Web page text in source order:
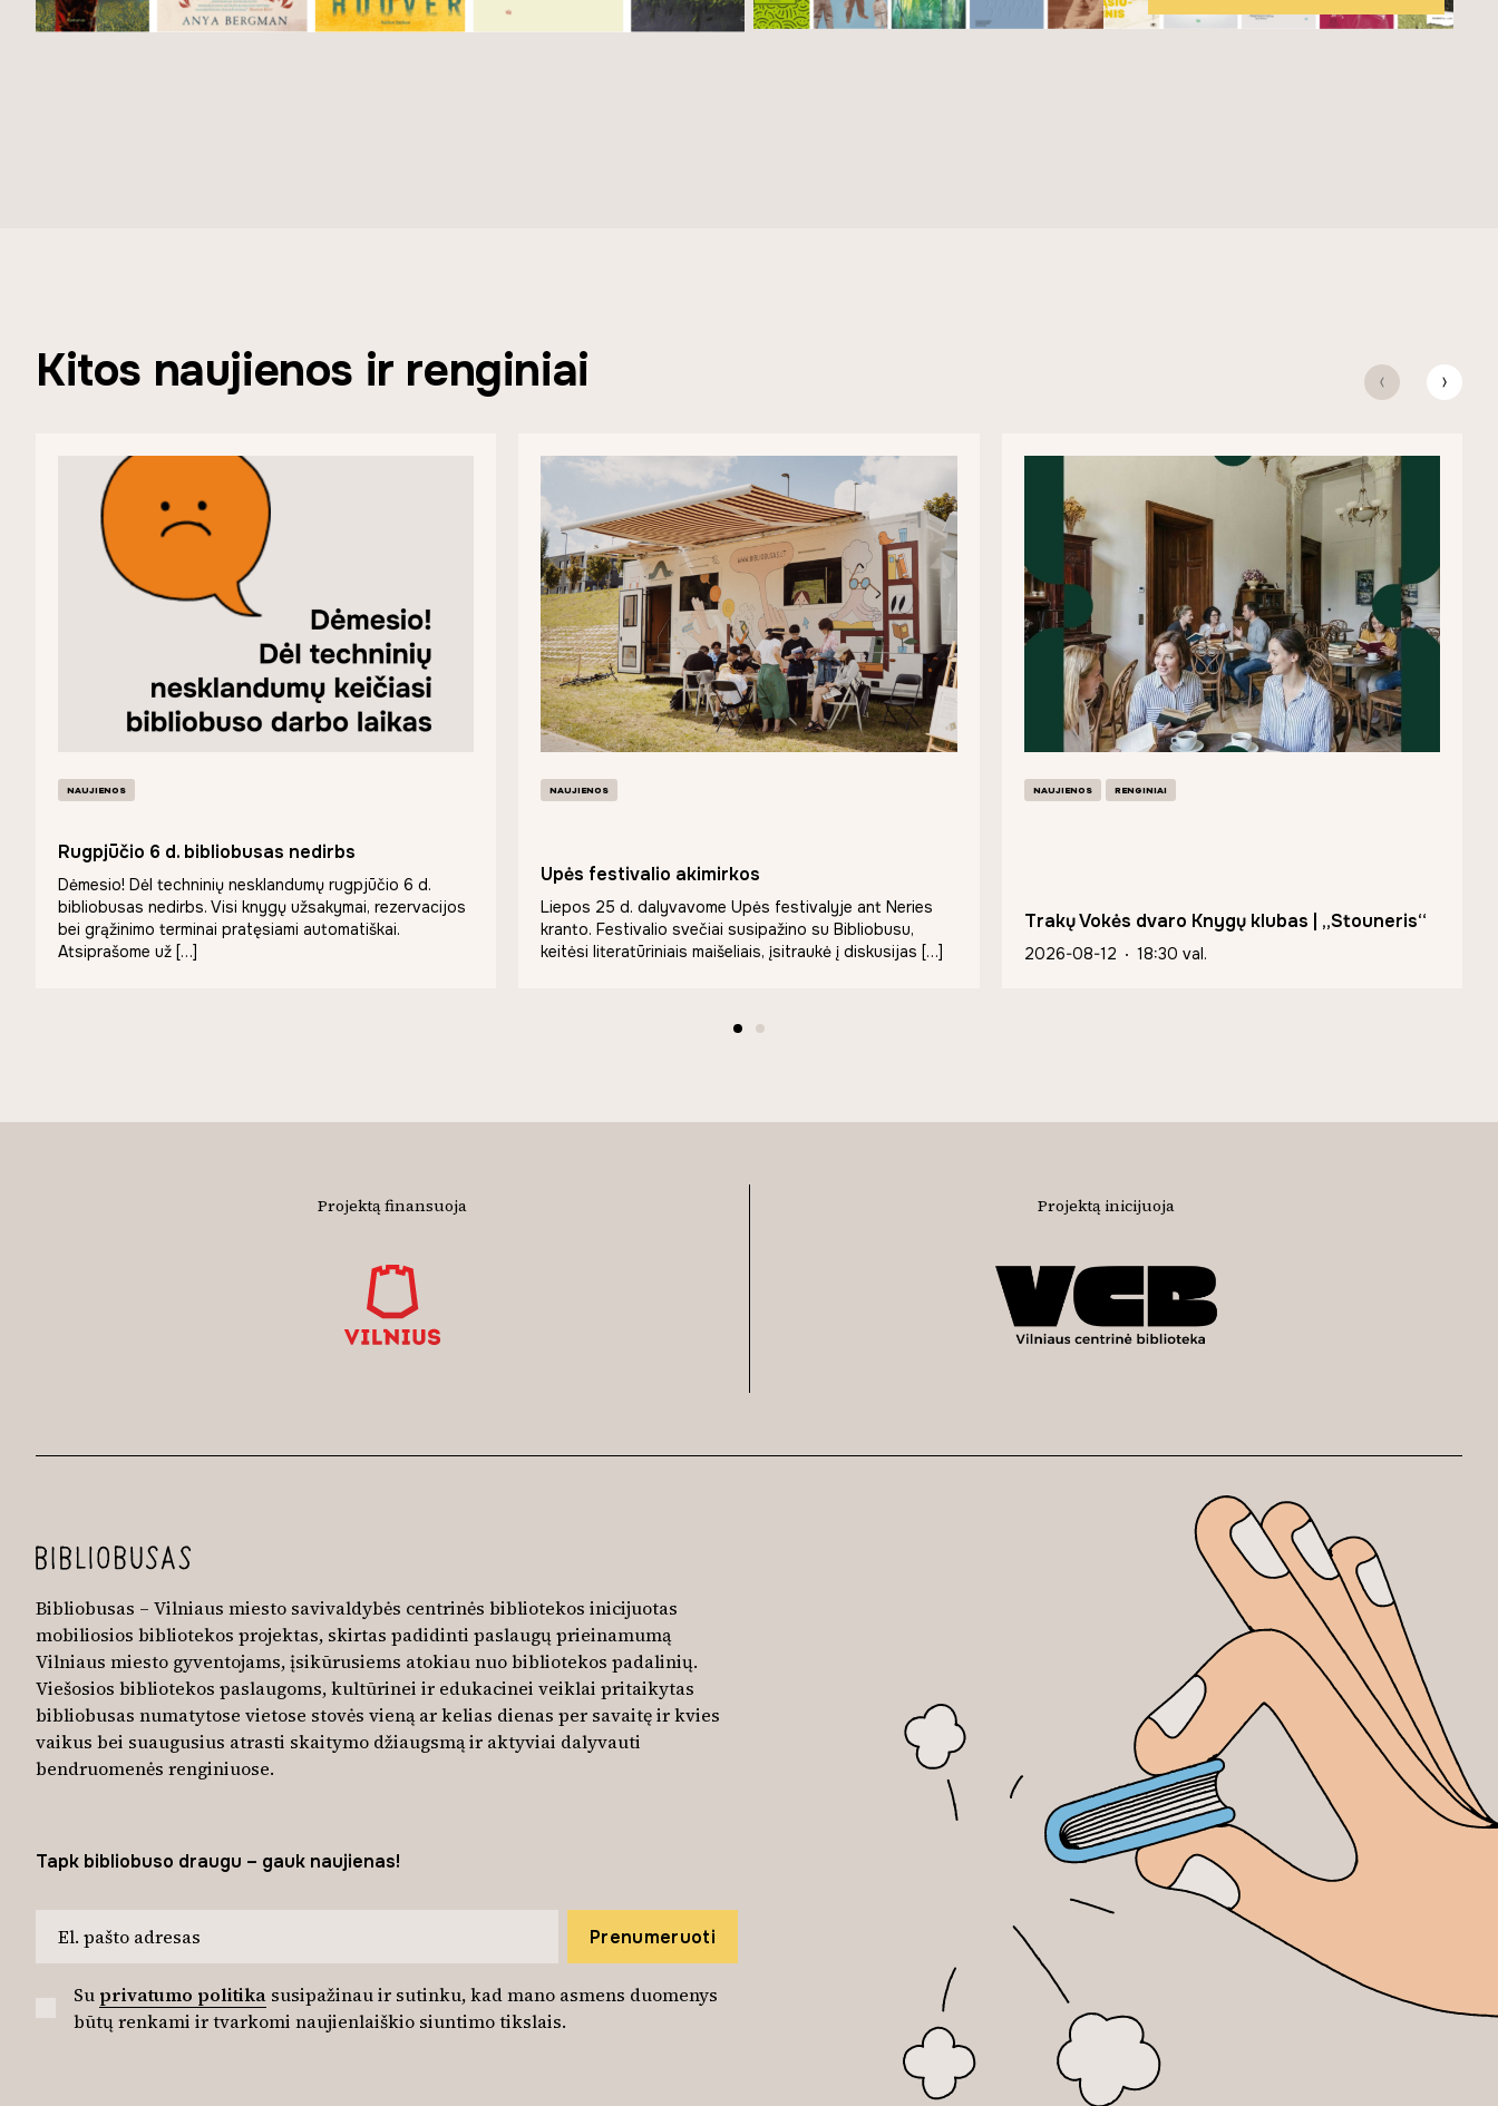
Kitos naujienos ir renginiai
NAUJIENOS
Rugpjūčio 6 d. bibliobusas nedirbs
Dėmesio! Dėl techninių nesklandumų rugpjūčio 6 d.
bibliobusas nedirbs. Visi knygų užsakymai, rezervacijos
bei grąžinimo terminai pratęsiami automatiškai.
Atsiprašome už […]
NAUJIENOS
Upės festivalio akimirkos
Liepos 25 d. dalyvavome Upės festivalyje ant Neries
kranto. Festivalio svečiai susipažino su Bibliobusu,
keitėsi literatūriniais maišeliais, įsitraukė į diskusijas […]
NAUJIENOS RENGINIAI
Trakų Vokės dvaro Knygų klubas | „Stouneris“
2026-08-12 18:30 val.
Projektą finansuoja Projektą inicijuoja
Bibliobusas – Vilniaus miesto savivaldybės centrinės bibliotekos inicijuotas
mobiliosios bibliotekos projektas, skirtas padidinti paslaugų prieinamumą
Vilniaus miesto gyventojams, įsikūrusiems atokiau nuo bibliotekos padalinių.
Viešosios bibliotekos paslaugoms, kultūrinei ir edukacinei veiklai pritaikytas
bibliobusas numatytose vietose stovės vieną ar kelias dienas per savaitę ir kvies
vaikus bei suaugusius atrasti skaitymo džiaugsmą ir aktyviai dalyvauti
bendruomenės renginiuose.
Tapk bibliobuso draugu – gauk naujienas!
Prenumeruoti
Su privatumo politika susipažinau ir sutinku, kad mano asmens duomenys
būtų renkami ir tvarkomi naujienlaiškio siuntimo tikslais.